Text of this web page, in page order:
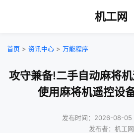
机工网
首页 > 资讯中心 > 万能程序
攻守兼备!二手自动麻将
使用麻将机遥控设
发布时间：2026-08-05
发布者：机工网